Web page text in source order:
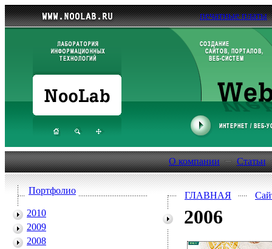
печатные платы
О компании Статьи
Портфолио
2010
2009
2008
ГЛАВНАЯ
2006